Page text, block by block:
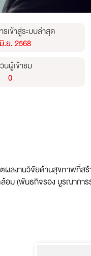
เข้าสู่ระบบล่าสุด
.ย. 2568
นผู้เข้าชม
0
ผลงานวิจัยด้านสุขภาพที่สร้
อม (พันธกิจรอง บูรณาการ